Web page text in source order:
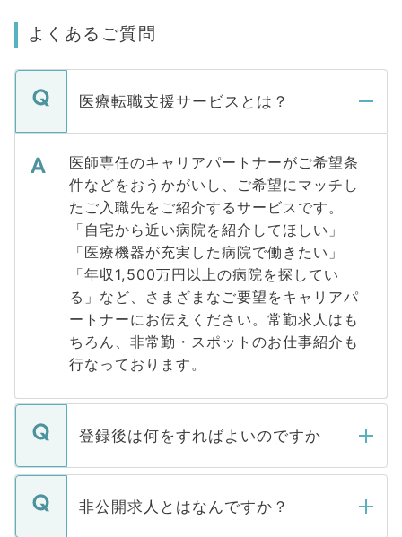
よくあるご質問
医療転職支援サービスとは？
医師専任のキャリアパートナーがご希望条
件などをおうかがいし、ご希望にマッチし
たご入職先をご紹介するサービスです。
「自宅から近い病院を紹介してほしい」
「医療機器が充実した病院で働きたい」
「年収1,500万円以上の病院を探してい
る」など、さまざまなご要望をキャリアパ
ートナーにお伝えください。常勤求人はも
ちろん、非常勤・スポットのお仕事紹介も
行なっております。
登録後は何をすればよいのですか
ご登録いただきましたら、弊社担当者がご
登録内容を確認し、その後メールもしくは
非公開求人とはなんですか？